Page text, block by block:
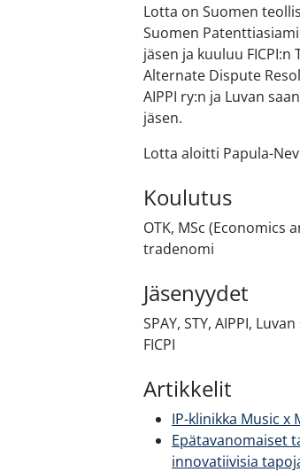
Lotta on Suomen
Suomen
jäsen ja kuuluu
Alternate Dispute
AIPPI ry:n ja Luvan
jäsen.
Lotta aloitti Papula-
Koulutus
OTK, MSc (Economics
tradenomi
Jäsenyydet
SPAY, STY, AIPPI,
FICPI
Artikkelit
IP-klinikka Music x
Epätavanomaiset
innovatiivisia